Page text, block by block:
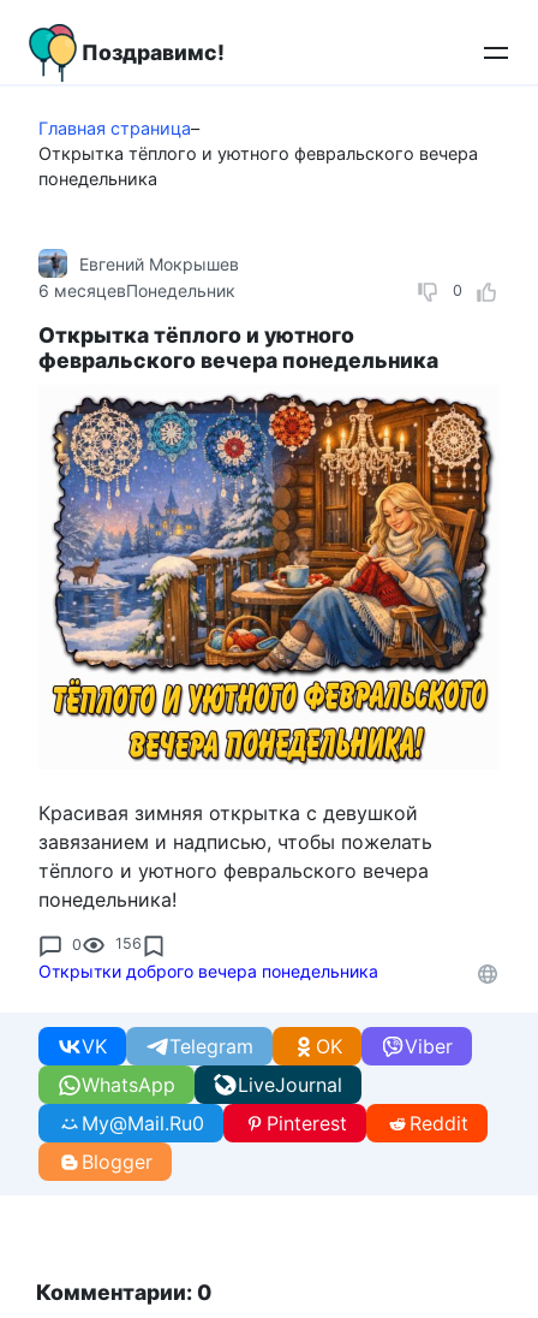
контенту
Поздравимс!
Главная страница–
Открытка тёплого и уютного февральского вечера
понедельника
0
Евгений Мокрышев
6 месяцевПонедельник
Открытка тёплого и уютного
февральского вечера понедельника
Красивая зимняя открытка с девушкой
завязанием и надписью, чтобы пожелать
тёплого и уютного февральского вечера
понедельника!
0 156
Открытки доброго вечера понедельника
WhatsApp
VK Telegram Viber
OK
LiveJournal
My@Mail.Ru0 Pinterest
Reddit
Blogger
Комментарии: 0